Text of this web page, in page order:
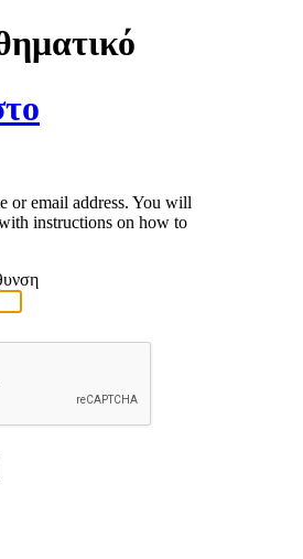
or email address. You will
instructions on how to